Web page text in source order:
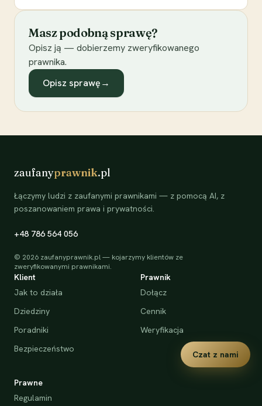
Masz podobną sprawę?
Opisz ją — dobierzemy zweryfikowanego
prawnika.
Opisz sprawę→
zaufanyprawnik.pl
Łączymy ludzi z zaufanymi prawnikami — z pomocą AI, z
poszanowaniem prawa i prywatności.
+48 786 564 056
© 2026 zaufanyprawnik.pl — kojarzymy klientów ze
zweryfikowanymi prawnikami.
Klient
Jak to działa
Dziedziny
Poradniki
Bezpieczeństwo
Prawnik
Dołącz
Cennik
Weryfikacja
Prawne
Regulamin
Czat z nami